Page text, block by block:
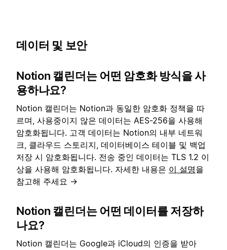
데이터 및 보안
Notion 캘린더는 어떤 암호화 방식을 사
용하나요?
Notion 캘린더는 Notion과 동일한 암호화 정책을 따
르며, 사용중이지 않은 데이터는 AES-256을 사용해
암호화됩니다. 고객 데이터는 Notion의 내부 네트워
크, 클라우드 스토리지, 데이터베이스 테이블 및 백업
저장 시 암호화됩니다. 전송 중인 데이터는 TLS 1.2 이
상을 사용해 암호화됩니다. 자세한 내용은 이 설명을
참고해 주세요 →
Notion 캘린더는 어떤 데이터를 저장하
나요?
Notion 캘린더는 Google과 iCloud의 인증을 받아